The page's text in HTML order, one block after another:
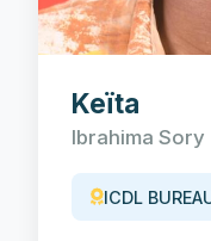
Keïta
Ibrahima Sory
ICDL